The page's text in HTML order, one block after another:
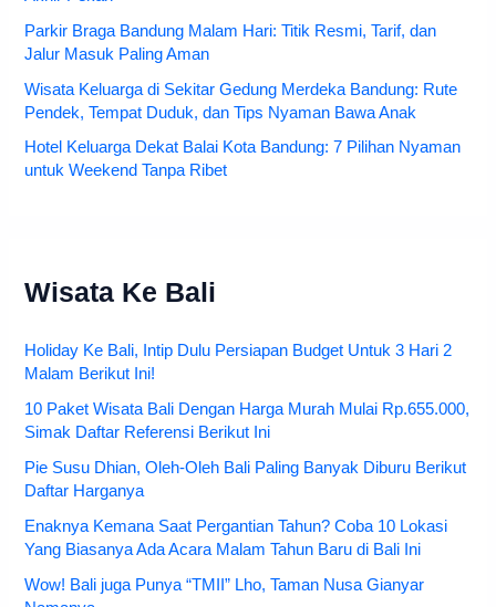
Parkir Braga Bandung Malam Hari: Titik Resmi, Tarif, dan
Jalur Masuk Paling Aman
Wisata Keluarga di Sekitar Gedung Merdeka Bandung: Rute
Pendek, Tempat Duduk, dan Tips Nyaman Bawa Anak
Hotel Keluarga Dekat Balai Kota Bandung: 7 Pilihan Nyaman
untuk Weekend Tanpa Ribet
Wisata Ke Bali
Holiday Ke Bali, Intip Dulu Persiapan Budget Untuk 3 Hari 2
Malam Berikut Ini!
10 Paket Wisata Bali Dengan Harga Murah Mulai Rp.655.000,
Simak Daftar Referensi Berikut Ini
Pie Susu Dhian, Oleh-Oleh Bali Paling Banyak Diburu Berikut
Daftar Harganya
Enaknya Kemana Saat Pergantian Tahun? Coba 10 Lokasi
Yang Biasanya Ada Acara Malam Tahun Baru di Bali Ini
Wow! Bali juga Punya “TMII” Lho, Taman Nusa Gianyar